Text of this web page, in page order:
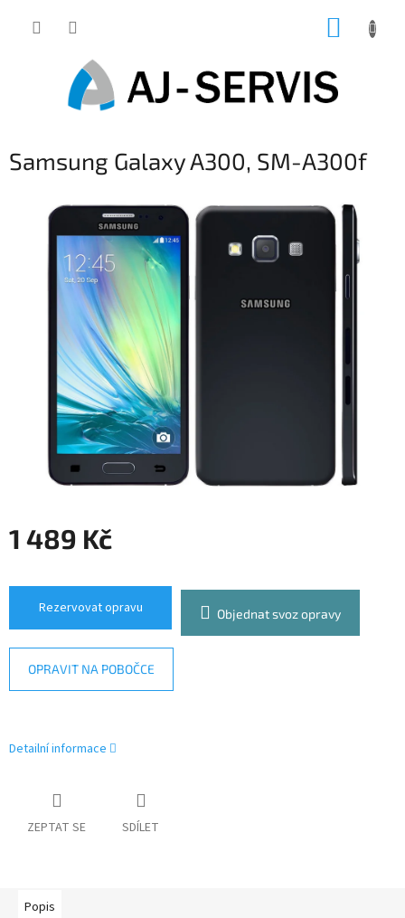
Samsung Galaxy A300, SM-A300f
1 489 Kč
cena:
Rezervovat opravu Objednat svoz opravy
OPRAVIT NA POBOČCE
Detailní informace
ZEPTAT SE SDÍLET
Popis